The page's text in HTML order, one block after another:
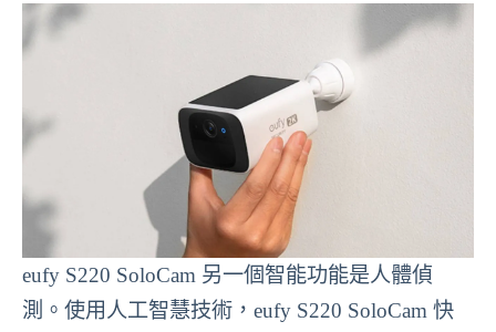
eufy S220 SoloCam 另一個智能功能是人體偵
測。使用人工智慧技術，eufy S220 SoloCam 快